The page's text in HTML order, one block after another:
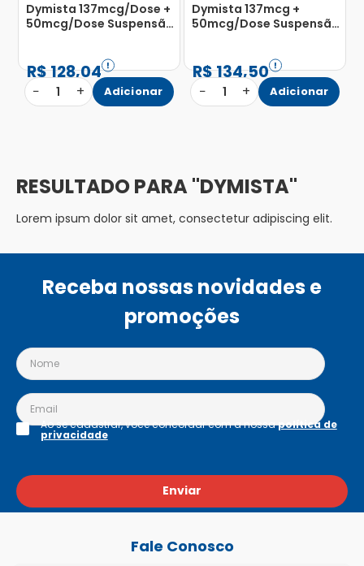
Dymista 137mcg/Dose +
50mcg/Dose Suspensão
R$128,04
− 1 + Adicionar
Dymista 137mcg +
50mcg/Dose Suspensão
R$134,50
− 1 + Adicionar
DYMISTA
Lorem ipsum dolor sit amet, consectetur adipiscing elit.
Receba nossas novidades e
promoções
Enviar
Ao se cadastrar, você concordar com a nossapolítica de
privacidade
Fale Conosco